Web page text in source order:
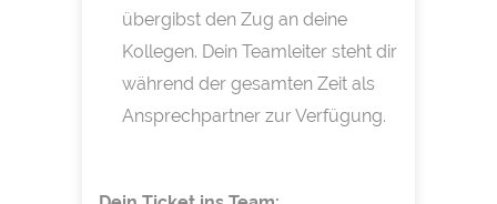
übergibst den Zug an deine
Kollegen. Dein Teamleiter steht dir
während der gesamten Zeit als
Ansprechpartner zur Verfügung.